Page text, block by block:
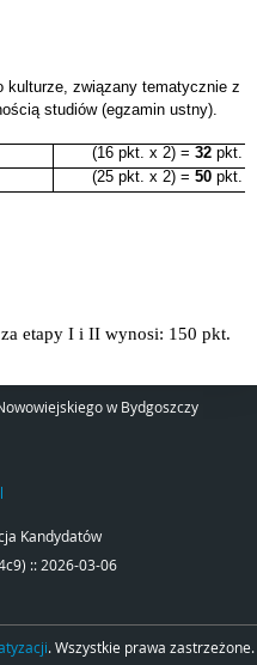
kulturze, związany tematycznie z
studiów (egzamin ustny).
(16 pkt. x 2) = 32pkt.
(25 pkt. x 2) = 50pkt.
etapy I i II wynosi: 150 pkt.
w Bydgoszczy
Kandydatów
:: 2026-03-06
. Wszystkie prawa zastrzeżone.